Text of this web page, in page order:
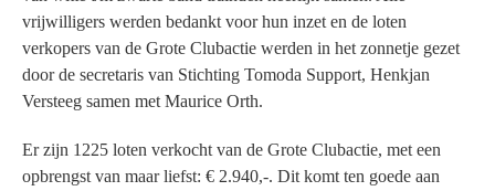
vrijwilligers werden bedankt voor hun inzet en de loten
verkopers van de Grote Clubactie werden in het zonnetje gezet
door de secretaris van Stichting Tomoda Support, Henkjan
Versteeg samen met Maurice Orth.
Er zijn 1225 loten verkocht van de Grote Clubactie, met een
opbrengst van maar liefst: € 2.940,-. Dit komt ten goede aan